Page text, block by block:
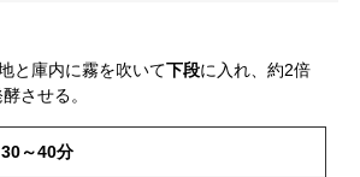
と庫内に霧を吹いて下段に入れ、約2倍
させる。
～40分